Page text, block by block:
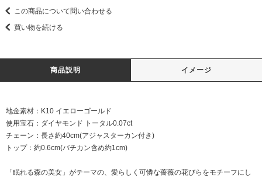
この商品について問い合わせる
買い物を続ける
商品説明 イメージ
地金素材：K10 イエローゴールド
使用宝石：ダイヤモンド トータル0.07ct
チェーン：長さ約40cm(アジャスターカン付き)
トップ：約0.6cm(バチカン含め約1cm)
「眠れる森の美女」がテーマの、愛らしく可憐な薔薇の花びらをモチーフにし